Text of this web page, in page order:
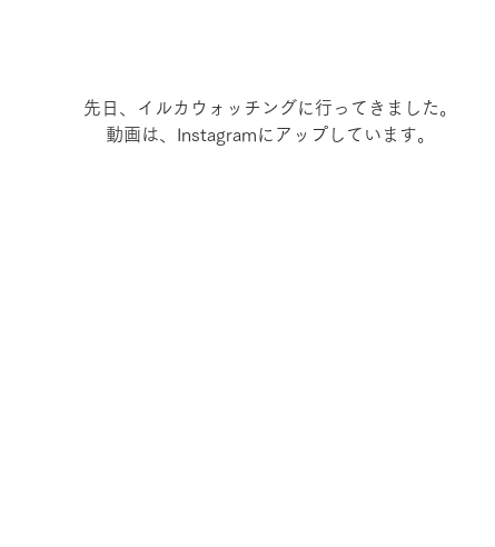
先日、イルカウォッチングに行ってきました。
動画は、Instagramにアップしています。